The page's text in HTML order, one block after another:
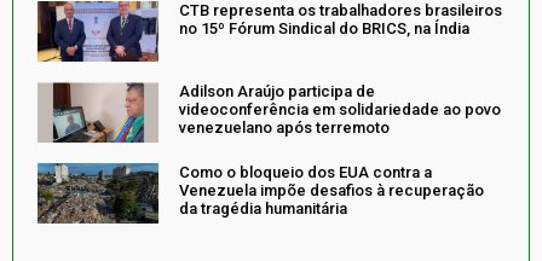
CTB representa os trabalhadores brasileiros
no 15º Fórum Sindical do BRICS, na Índia
Adilson Araújo participa de
videoconferência em solidariedade ao povo
venezuelano após terremoto
Como o bloqueio dos EUA contra a
Venezuela impõe desafios à recuperação
da tragédia humanitária